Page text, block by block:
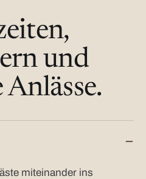
und
Anlässe.
miteinander ins